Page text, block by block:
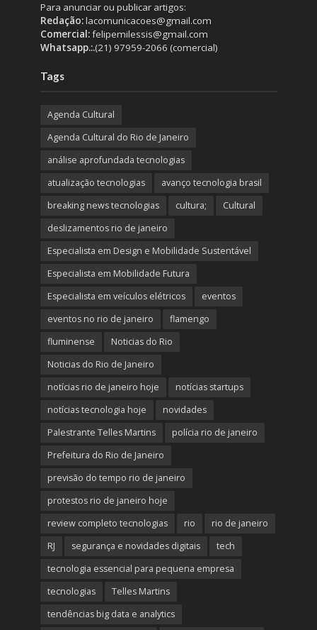
Para anunciar ou publicar artigos:
Redação:lacomunicacoes@gmail.com
Comercial:felipemilessis@gmail.com
Whatsapp.:.(21) 97959-2066 (comercial)
Tags
Agenda Cultural
Agenda Cultural do Rio de Janeiro
análise aprofundada tecnologias
atualização tecnologias
avanço tecnologia brasil
breaking news tecnologias
cultura;
Cultural
deslizamentos rio de janeiro
Especialista em Design e Mobilidade Sustentável
Especialista em Mobilidade Futura
Especialista em veículos elétricos
eventos
eventos no rio de janeiro
flamengo
fluminense
Noticias do Rio
Noticias do Rio de Janeiro
notícias rio de janeiro hoje
notícias startups
notícias tecnologia hoje
novidades
Palestrante Telles Martins
polícia rio de janeiro
Prefeitura do Rio de Janeiro
previsão do tempo rio de janeiro
protestos rio de janeiro hoje
review completo tecnologias
rio
rio de janeiro
RJ
segurança e novidades digitais
tech
tecnologia essencial para pequena empresa
tecnologias
Telles Martins
tendências big data e analytics